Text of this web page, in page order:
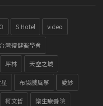
S Hotel video
台灣復健醫學會
坪林 天空之城
布袋戲風箏 愛紗
柯文哲 樂生療養院